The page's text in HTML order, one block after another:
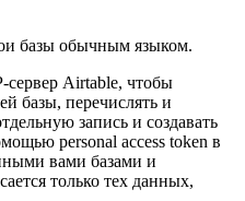
базы обычным языком.
Airtable, чтобы
базы, перечислять и
запись и создавать
personal access token в
вами базами и
только тех данных,